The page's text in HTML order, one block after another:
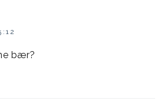
bær?